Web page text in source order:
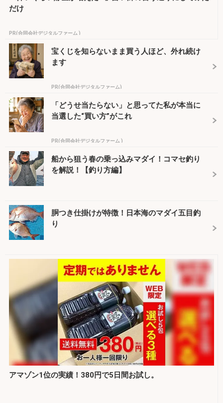
だけ
PR(合同会社デジタルファーム )
宝くじを知らないまま買う人ほど、外れ続け
ます
PR(合同会社デジタルファーム)
「どうせ当たらない」と思ってた私が本当に
当選した“買い方”がこれ
PR(合同会社デジタルファーム )
船から狙う春の乗っ込みマダイ！コマセ釣り
を解説！【釣り方編】
胴つき仕掛けが特徴！日本海のマダイ五目釣
り
アマゾン1位の実績！380円で5日間お試し。